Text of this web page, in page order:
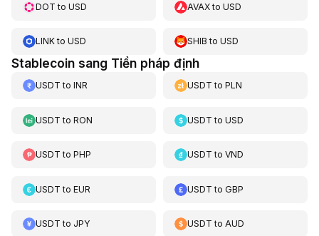
DOT to USD AVAXtoUSD
LINKto USD SHIB toUSD
Stablecoin sang Tiền pháp định
USDT to INR USDT toPLN
USDT to RON USDT toUSD
USDT to PHP USDT toVND
USDT to EUR USDT toGBP
USDT to JPY USDT toAUD